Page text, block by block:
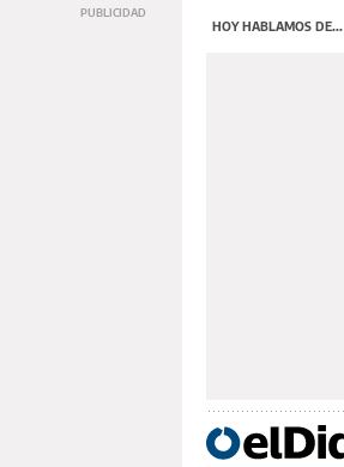
HOY HABLAMOS DE...